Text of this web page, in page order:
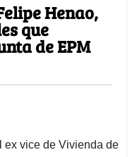
Henao,
que
de EPM
ex vice de Vivienda de